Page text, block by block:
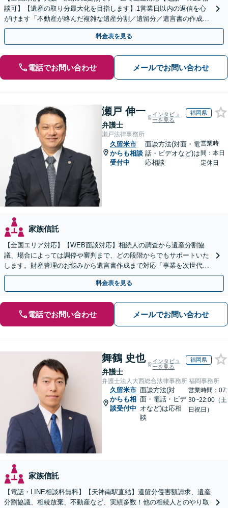
談可】【遺産の取り分最大化を目指します】1営業日以内の返信を心
がけます「不動産が絡んだ複雑な遺産分割／遺留分／遺言書の作成・
執行／事業承継など、お任せください」【休日相談あり】
料金表を見る
電話でお問い合わせ メールでお問い合わせ
瀬戸 伸一
弁護士
インタビュ
ーを見る
福岡県
瀬戸法律事務所
久留米市
からも相談
受付中
面談方法(対面・電
話・ビデオなど)は
応相談
営業時
間：本日
定休日
家族信託
【全国エリア対応】【WEB面談対応】相続人の調査から遺産分割協
議、場合によっては調停や審判まで、どの段階からでもサポートいた
します。財産管理のお悩みから遺言書作成まで対応「事業を次世代に
引き継ぐ安心の事業承継をサポート」【完全個室相談】
料金表を見る
電話でお問い合わせ メールでお問い合わせ
舞鶴 史也
弁護士
インタビュ
ーを見る
福岡県
弁護士法人大西総合法律事務所 福岡事務所
久留米市
からも相
談受付中
面談方法(対
面・電話・ビデ
オなど)は応相
談
営業時間：07:
30~22:00（土
日祝日）
家族信託
【電話・LINE相談料無料】【天神南駅直結】遺留分侵害額請求、遺産
分割協議、相続放棄、不動産など、実績多数！他の相続人とのやり取